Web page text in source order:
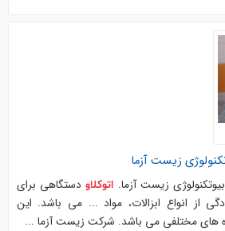
زیست آزما
زیست آزما. اتوکلاودستگاهی برای
از انواع ابزالات، مواد ... می باشد. این
های مختلفی می باشد. شرکت زیست آزما ...